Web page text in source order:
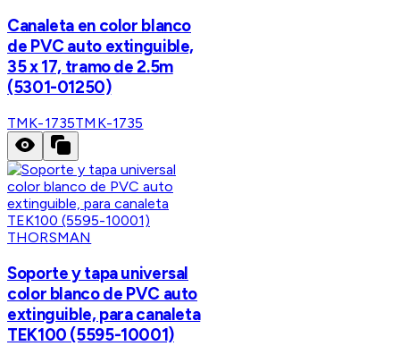
Canaleta en color blanco
de PVC auto extinguible,
35 x 17, tramo de 2.5m
(5301-01250)
TMK-1735TMK-1735
THORSMAN
Soporte y tapa universal
color blanco de PVC auto
extinguible, para canaleta
TEK100 (5595-10001)